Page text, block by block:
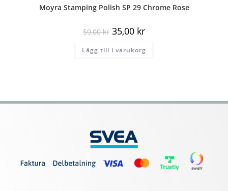
Moyra Stamping Polish SP 29 Chrome Rose
59,00kr 35,00 kr
Lägg till i varukorg